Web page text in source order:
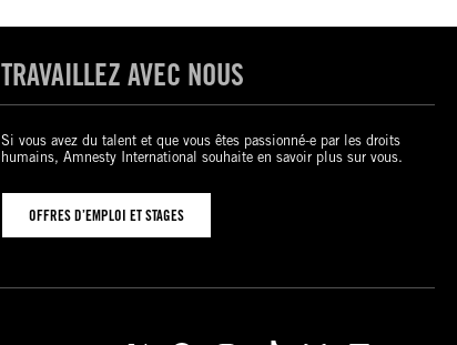
TRAVAILLEZ AVEC NOUS
Si vous avez du talent et que vous êtes passionné-e par les droits
humains, Amnesty International souhaite en savoir plus sur vous.
OFFRES D’EMPLOI ET STAGES